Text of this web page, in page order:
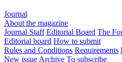
Journal
About the magazine
Journal Staff Editorial Board The
Editorial board How to submit
Rules and Conditions Requirements
New issue Archive To subscribe